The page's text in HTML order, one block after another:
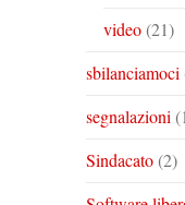
video(21)
sbilanciamoci
segnalazioni
Sindacato(2)